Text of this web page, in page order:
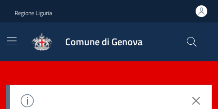
Regione Liguria
Comune di Genova